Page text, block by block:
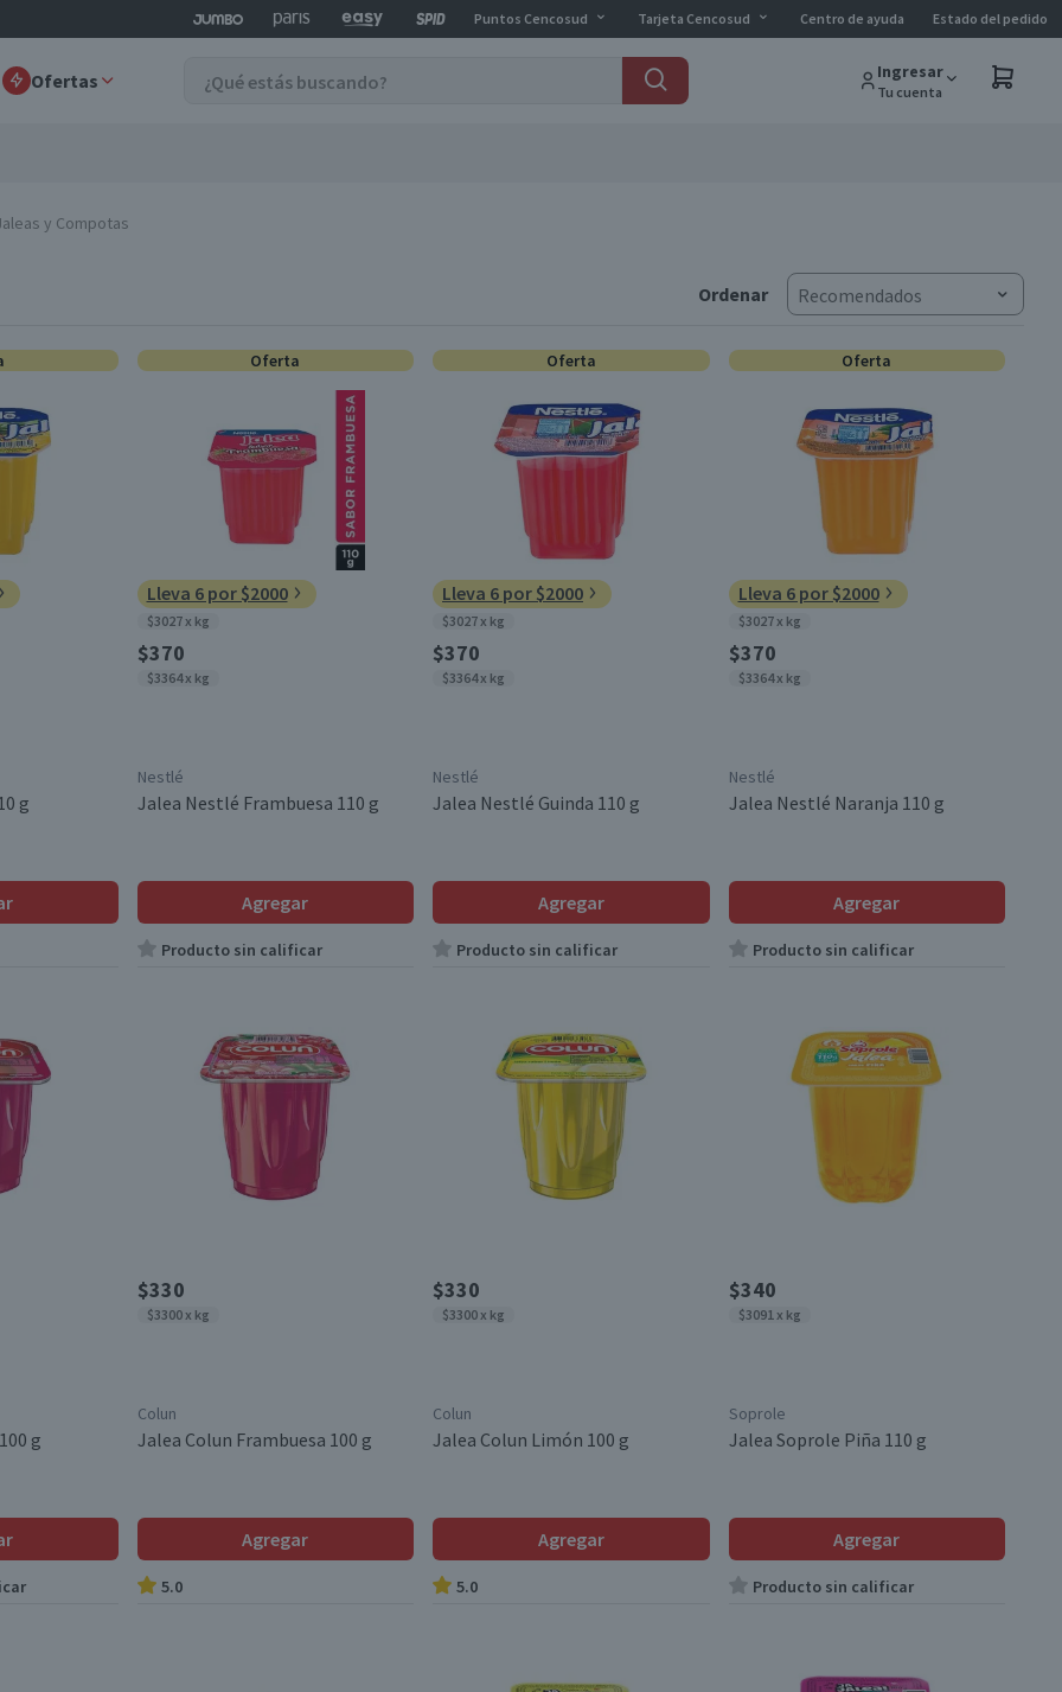
Puntos Cencosud Tarjeta Cencosud Centro de ayuda Estado del pedido
Ofertas Ingresar
Tu cuenta
y Compotas
Ordenar Recomendados
g
Oferta
Lleva 6 por $2000
$3027 x kg
$370
$3364 x kg
Nestlé
Jalea Nestlé Frambuesa 110 g
Agregar
Producto sin calificar
Oferta
Lleva 6 por $2000
$3027 x kg
$370
$3364 x kg
Nestlé
Jalea Nestlé Guinda 110 g
Agregar
Producto sin calificar
Oferta
Lleva 6 por $2000
$3027 x kg
$370
$3364 x kg
Nestlé
Jalea Nestlé Naranja 110 g
Agregar
Producto sin calificar
g
$330
$3300 x kg
Colun
Jalea Colun Frambuesa 100 g
Agregar
5.0
$330
$3300 x kg
Colun
Jalea Colun Limón 100 g
Agregar
5.0
$340
$3091 x kg
Soprole
Jalea Soprole Piña 110 g
Agregar
Producto sin calificar